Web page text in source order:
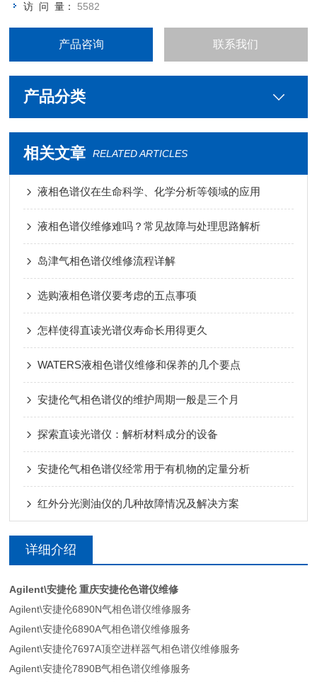
访 问 量： 5582
产品咨询 联系我们
产品分类
相关文章 RELATED ARTICLES
液相色谱仪在生命科学、化学分析等领域的应用
液相色谱仪维修难吗？常见故障与处理思路解析
岛津气相色谱仪维修流程详解
选购液相色谱仪要考虑的五点事项
怎样使得直读光谱仪寿命长用得更久
WATERS液相色谱仪维修和保养的几个要点
安捷伦气相色谱仪的维护周期一般是三个月
探索直读光谱仪：解析材料成分的设备
安捷伦气相色谱仪经常用于有机物的定量分析
红外分光测油仪的几种故障情况及解决方案
详细介绍
Agilent\安捷伦重庆安捷伦色谱仪维修
Agilent\安捷伦6890N气相色谱仪维修服务
Agilent\安捷伦6890A气相色谱仪维修服务
Agilent\安捷伦7697A顶空进样器气相色谱仪维修服务
Agilent\安捷伦7890B气相色谱仪维修服务